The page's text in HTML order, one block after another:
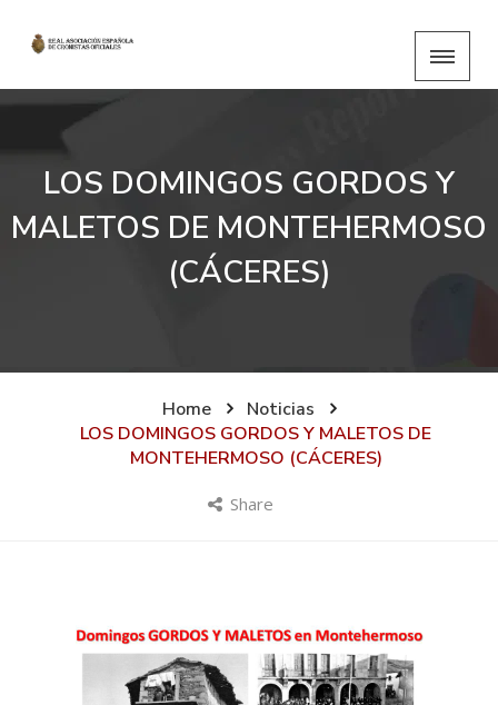
LOS DOMINGOS GORDOS Y
MALETOS DE MONTEHERMOSO
(CÁCERES)
Home
Noticias
LOS DOMINGOS GORDOS Y MALETOS DE
MONTEHERMOSO (CÁCERES)
Share